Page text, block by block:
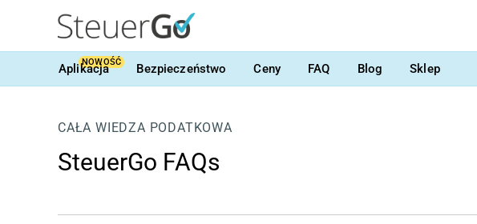
Aplikacja
NOWOŚĆ Bezpieczeństwo Ceny FAQ Blog Sklep
CAŁA WIEDZA PODATKOWA
SteuerGo FAQs